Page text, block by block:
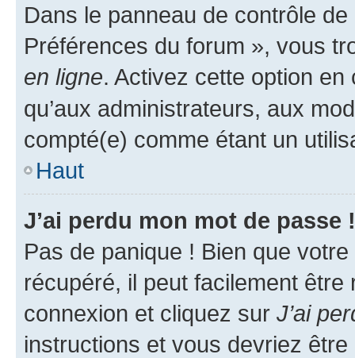
Dans le panneau de contrôle
Préférences du forum », vous
en ligne. Activez cette option
qu’aux administrateurs, aux
compté(e) comme étant un
Haut
J’ai perdu mon mot de passe !
Pas de panique ! Bien que
récupéré, il peut facilement
connexion et cliquez sur J’ai
instructions et vous devriez